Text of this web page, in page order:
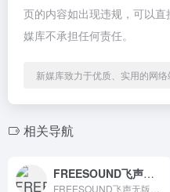
页的内容如出现违规，可以
媒库不承担任何责任。
新媒库致力于优质、实用的网络
相关导航
FREESOUND飞声无版权音乐库